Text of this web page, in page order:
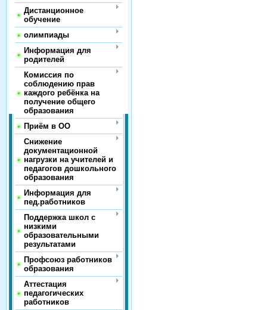
Дистанционное
обучение
олимпиады
Информация для
родителей
Комиссия по
соблюдению прав
каждого ребёнка на
получение общего
образования
Приём в ОО
Снижение
документационной
нагрузки на учителей и
педагогов дошкольного
образования
Информация для
пед.работников
Поддержка школ с
низкими
образовательными
результатами
Профсоюз работников
образования
Аттестация
педагогических
работников